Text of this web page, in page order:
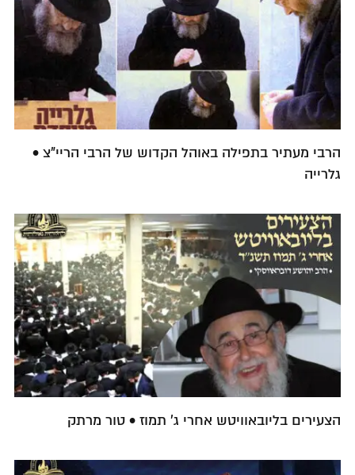
הרבי מעתיר בתפילה באוהל הקדוש של הרבי הריי"צ •
גלרייה
הצעירים בליובאוויטש אחרי ג' תמוז • טור מרתק